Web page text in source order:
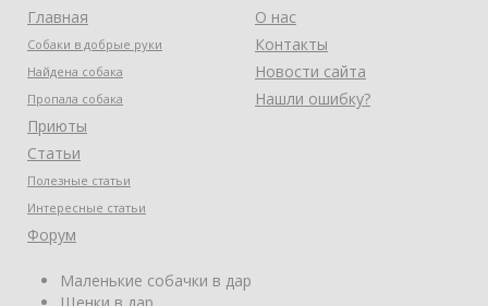
Главная
Собаки в добрые руки
Найдена собака
Пропала собака
Приюты
Статьи
Полезные статьи
Интересные статьи
Форум
О нас
Контакты
Новости сайта
Нашли ошибку?
Маленькие собачки в дар